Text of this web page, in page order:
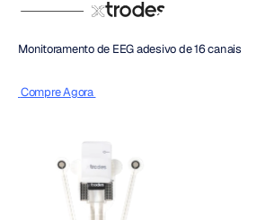
Monitoramento de EEG adesivo de 16 canais
Compre Agora